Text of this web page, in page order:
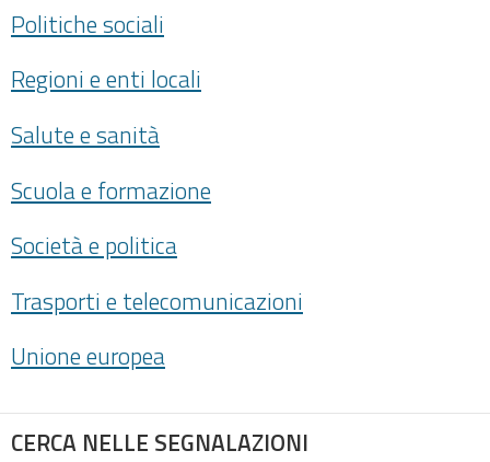
Politiche sociali
Regioni e enti locali
Salute e sanità
Scuola e formazione
Società e politica
Trasporti e telecomunicazioni
Unione europea
CERCA NELLE SEGNALAZIONI